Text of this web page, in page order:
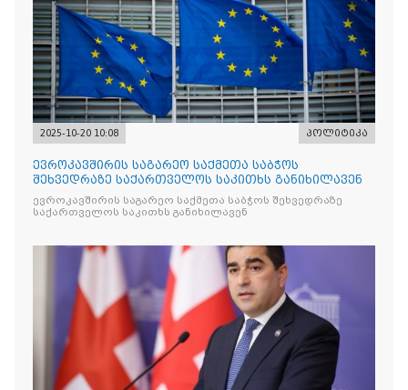
2025-10-20 10:08 პოლიტიკა
ევროკავშირის საგარეო საქმეთა საბჭოს
შეხვედრაზე საქართველოს საკითხს განიხილავენ
ევროკავშირის საგარეო საქმეთა საბჭოს შეხვედრაზე
საქართველოს საკითხს განიხილავენ